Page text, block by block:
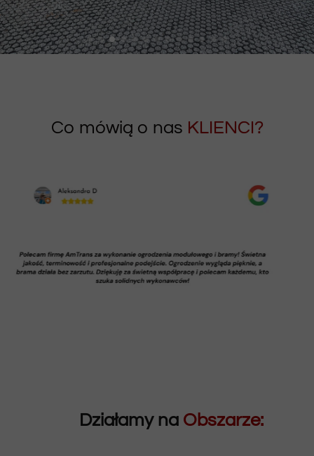
Co mówią o nas KLIENCI?
Działamy na Obszarze: